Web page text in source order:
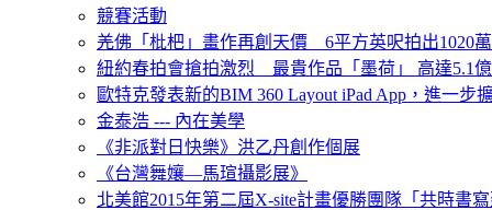
競賽活動
羌佛「枇杷」畫作再創天價 6平方英呎拍出1020
紐約春拍會搶拍激烈 最貴作品「墨荷」 高達5.1億
歐特克發表新的BIM 360 Layout iPad App，進一步
金泰浩 --- 內在美學
《非派對日快樂》洪乙丹創作個展
《台灣舞孃—馬瑄攝影展》
北美館2015年第二屆X-site計畫優勝團隊「共時書